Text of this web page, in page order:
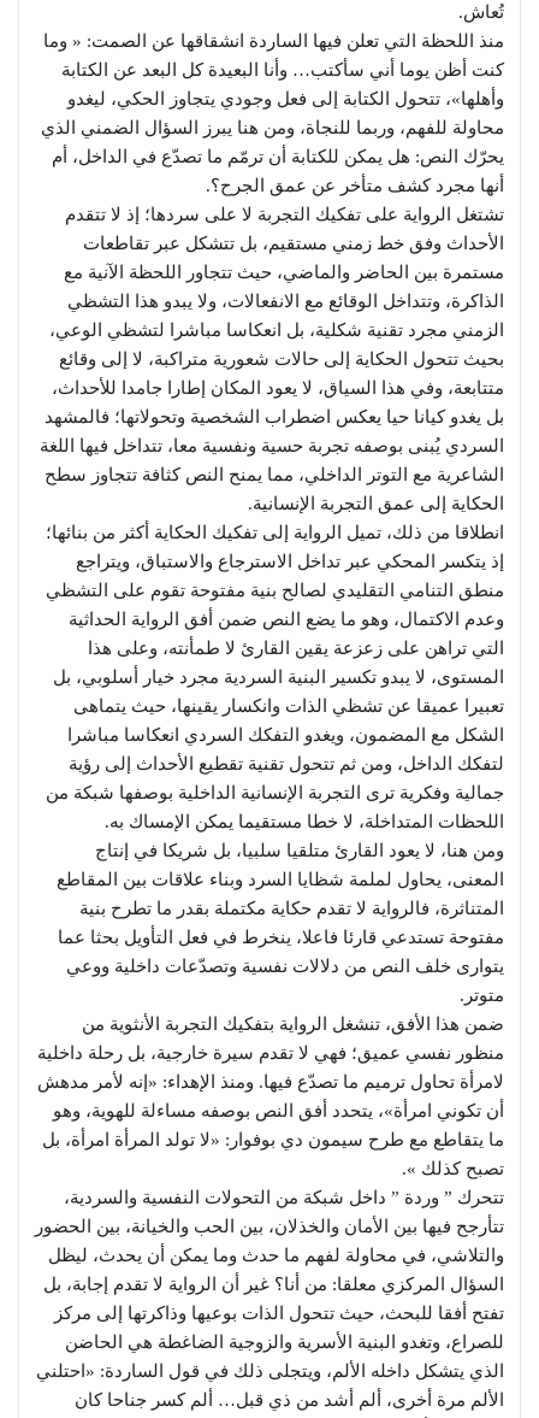
تُعاش.
منذ اللحظة التي تعلن فيها الساردة انشقاقها عن الصمت: « وما
كنت أظن يوما أني سأكتب… وأنا البعيدة كل البعد عن الكتابة
وأهلها»، تتحول الكتابة إلى فعل وجودي يتجاوز الحكي، ليغدو
محاولة للفهم، وربما للنجاة، ومن هنا يبرز السؤال الضمني الذي
يحرّك النص: هل يمكن للكتابة أن ترمّم ما تصدّع في الداخل، أم
أنها مجرد كشف متأخر عن عمق الجرح؟.
تشتغل الرواية على تفكيك التجربة لا على سردها؛ إذ لا تتقدم
الأحداث وفق خط زمني مستقيم، بل تتشكل عبر تقاطعات
مستمرة بين الحاضر والماضي، حيث تتجاور اللحظة الآنية مع
الذاكرة، وتتداخل الوقائع مع الانفعالات، ولا يبدو هذا التشظي
الزمني مجرد تقنية شكلية، بل انعكاسا مباشرا لتشظي الوعي،
بحيث تتحول الحكاية إلى حالات شعورية متراكبة، لا إلى وقائع
متتابعة، وفي هذا السياق، لا يعود المكان إطارا جامدا للأحداث،
بل يغدو كيانا حيا يعكس اضطراب الشخصية وتحولاتها؛ فالمشهد
السردي يُبنى بوصفه تجربة حسية ونفسية معا، تتداخل فيها اللغة
الشاعرية مع التوتر الداخلي، مما يمنح النص كثافة تتجاوز سطح
الحكاية إلى عمق التجربة الإنسانية.
انطلاقا من ذلك، تميل الرواية إلى تفكيك الحكاية أكثر من بنائها؛
إذ يتكسر المحكي عبر تداخل الاسترجاع والاستباق، ويتراجع
منطق التنامي التقليدي لصالح بنية مفتوحة تقوم على التشظي
وعدم الاكتمال، وهو ما يضع النص ضمن أفق الرواية الحداثية
التي تراهن على زعزعة يقين القارئ لا طمأنته، وعلى هذا
المستوى، لا يبدو تكسير البنية السردية مجرد خيار أسلوبي، بل
تعبيرا عميقا عن تشظي الذات وانكسار يقينها، حيث يتماهى
الشكل مع المضمون، ويغدو التفكك السردي انعكاسا مباشرا
لتفكك الداخل، ومن ثم تتحول تقنية تقطيع الأحداث إلى رؤية
جمالية وفكرية ترى التجربة الإنسانية الداخلية بوصفها شبكة من
اللحظات المتداخلة، لا خطا مستقيما يمكن الإمساك به.
ومن هنا، لا يعود القارئ متلقيا سلبيا، بل شريكا في إنتاج
المعنى، يحاول لملمة شظايا السرد وبناء علاقات بين المقاطع
المتناثرة، فالرواية لا تقدم حكاية مكتملة بقدر ما تطرح بنية
مفتوحة تستدعي قارئا فاعلا، ينخرط في فعل التأويل بحثا عما
يتوارى خلف النص من دلالات نفسية وتصدّعات داخلية ووعي
متوتر.
ضمن هذا الأفق، تنشغل الرواية بتفكيك التجربة الأنثوية من
منظور نفسي عميق؛ فهي لا تقدم سيرة خارجية، بل رحلة داخلية
لامرأة تحاول ترميم ما تصدّع فيها. ومنذ الإهداء: «إنه لأمر مدهش
أن تكوني امرأة»، يتحدد أفق النص بوصفه مساءلة للهوية، وهو
ما يتقاطع مع طرح سيمون دي بوفوار: «لا تولد المرأة امرأة، بل
تصبح كذلك ».
تتحرك ” وردة ” داخل شبكة من التحولات النفسية والسردية،
تتأرجح فيها بين الأمان والخذلان، بين الحب والخيانة، بين الحضور
والتلاشي، في محاولة لفهم ما حدث وما يمكن أن يحدث، ليظل
السؤال المركزي معلقا: من أنا؟ غير أن الرواية لا تقدم إجابة، بل
تفتح أفقا للبحث، حيث تتحول الذات بوعيها وذاكرتها إلى مركز
للصراع، وتغدو البنية الأسرية والزوجية الضاغطة هي الحاضن
الذي يتشكل داخله الألم، ويتجلى ذلك في قول الساردة: «احتلني
الألم مرة أخرى، ألم أشد من ذي قبل… ألم كسر جناحا كان